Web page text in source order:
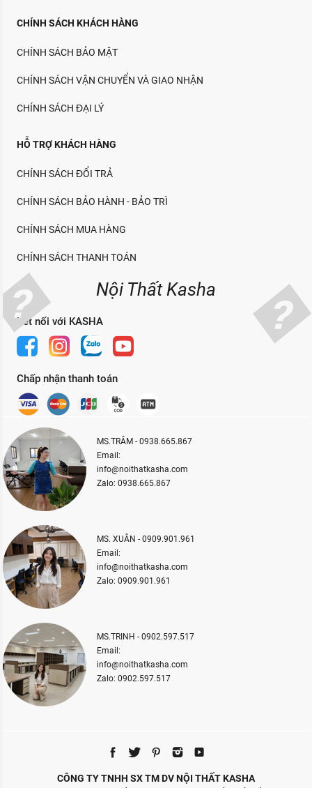
CHÍNH SÁCH KHÁCH HÀNG
CHÍNH SÁCH BẢO MẬT
CHÍNH SÁCH VẬN CHUYỂN VÀ GIAO NHẬN
CHÍNH SÁCH ĐẠI LÝ
HỖ TRỢ KHÁCH HÀNG
CHÍNH SÁCH ĐỔI TRẢ
CHÍNH SÁCH BẢO HÀNH - BẢO TRÌ
CHÍNH SÁCH MUA HÀNG
CHÍNH SÁCH THANH TOÁN
Nội Thất Kasha
Kết nối với KASHA
Chấp nhận thanh toán
MS.TRÂM - 0938.665.867
Email:
info@noithatkasha.com
Zalo: 0938.665.867
MS. XUÂN - 0909.901.961
Email:
info@noithatkasha.com
Zalo: 0909.901.961
MS.TRINH - 0902.597.517
Email:
info@noithatkasha.com
Zalo: 0902.597.517
CÔNG TY TNHH SX TM DV NỘI THẤT KASHA